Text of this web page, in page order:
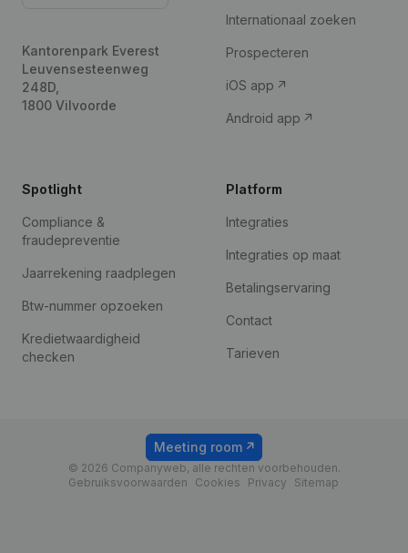
Kantorenpark Everest
Leuvensesteenweg
248D,
1800 Vilvoorde
Internationaal zoeken
Prospecteren
iOS app
Android app
Spotlight
Compliance &
fraudepreventie
Jaarrekening raadplegen
Btw-nummer opzoeken
Kredietwaardigheid
checken
Platform
Integraties
Integraties op maat
Betalingservaring
Contact
Tarieven
© 2026 Companyweb, alle rechten voorbehouden.
Gebruiksvoorwaarden
Cookies Privacy Sitemap
Meeting room